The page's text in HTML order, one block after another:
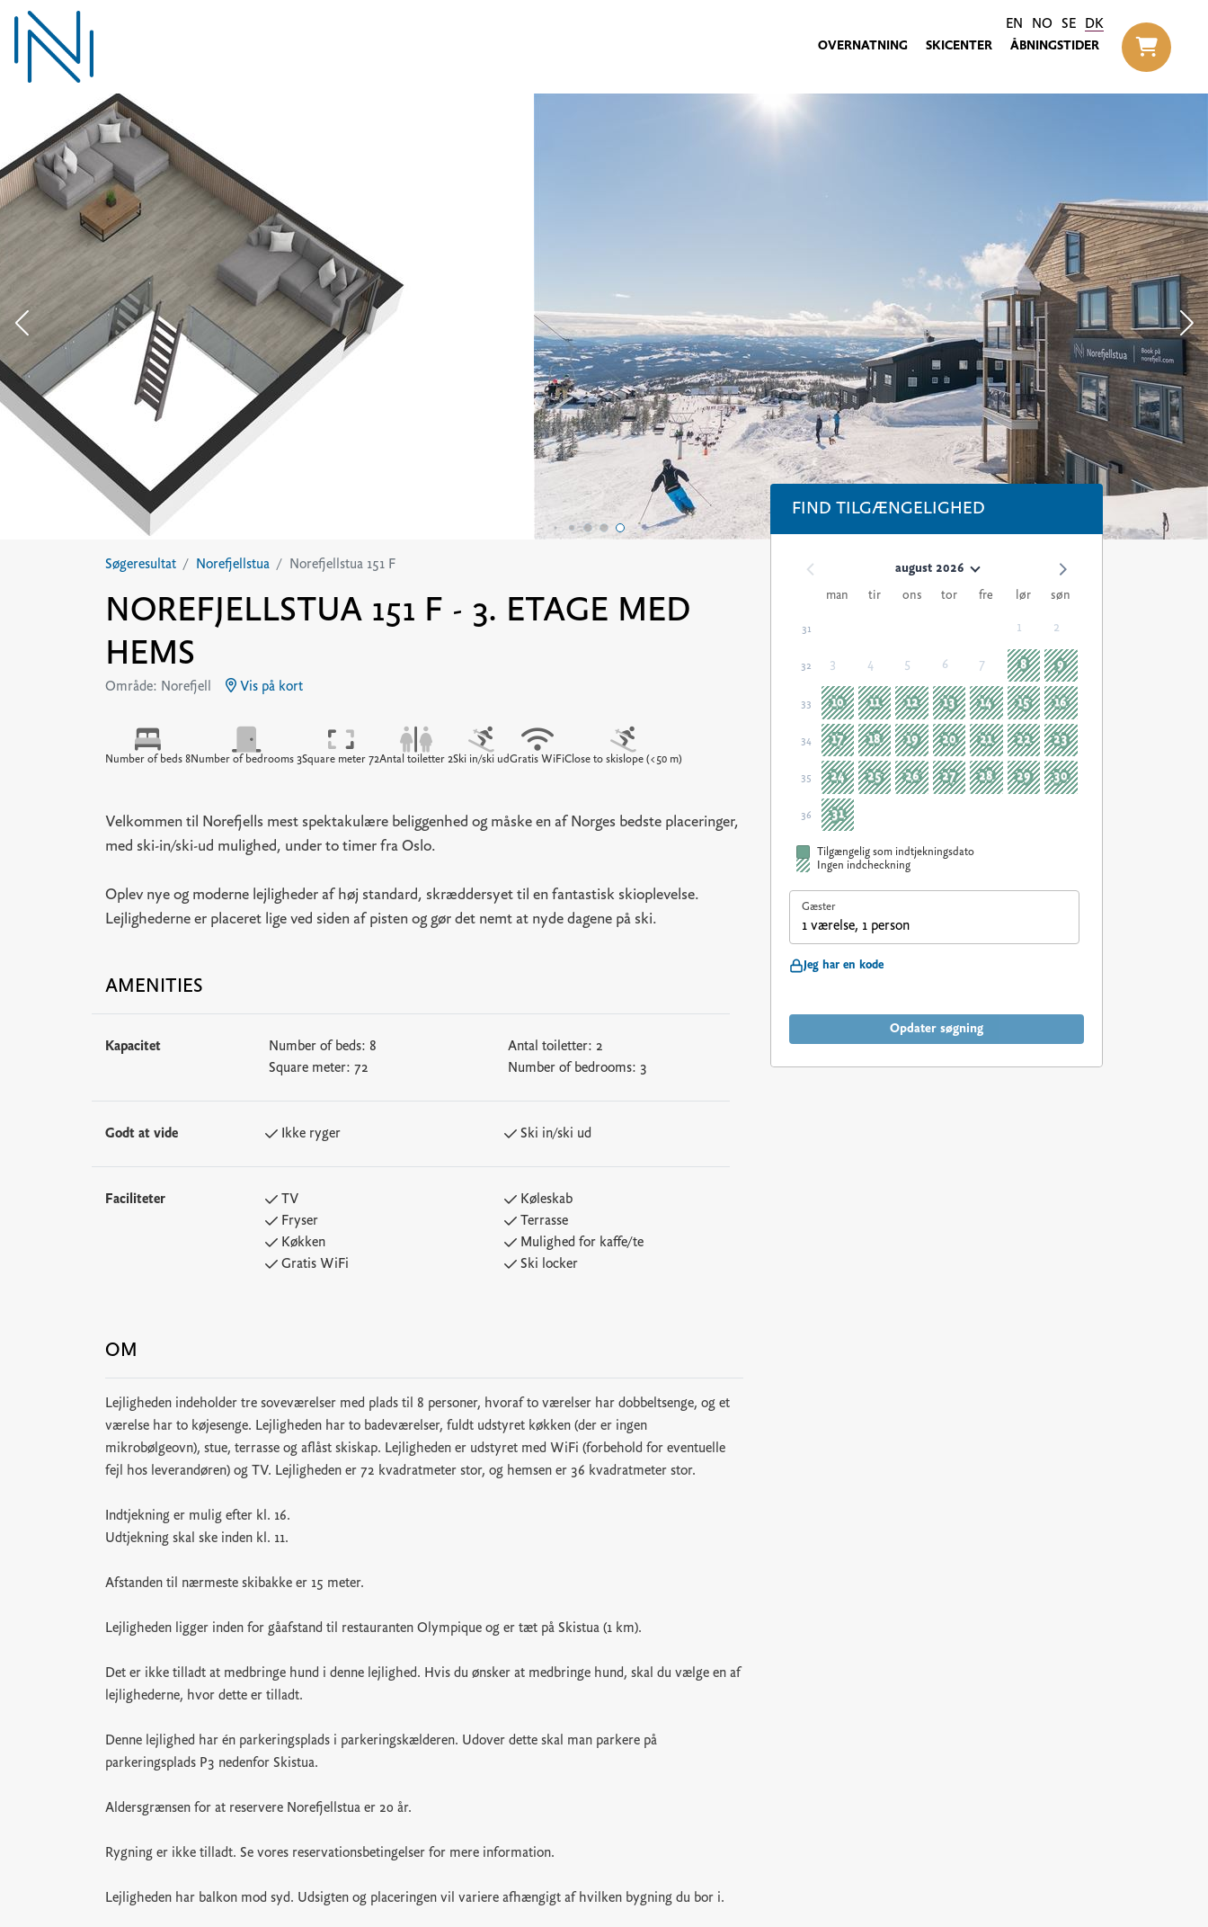
EN NO SE DK
OVERNATNING SKICENTER ÅBNINGSTIDER
Til
Søgeresultat Norefjellstua Norefjellstua 151 F
NOREFJELLSTUA 151 F - 3. ETAGE MED
HEMS
Område: Norefjell Vis på kort
Number of beds 8Number of bedrooms 3Square meter 72Antal toiletter 2Ski in/ski udGratis WiFiClose to skislope (<50 m)
Velkommen til Norefjells mest spektakulære beliggenhed og måske en af Norges bedste placeringer,
med ski-in/ski-ud mulighed, under to timer fra Oslo.
Oplev nye og moderne lejligheder af høj standard, skræddersyet til en fantastisk skioplevelse.
Lejlighederne er placeret lige ved siden af pisten og gør det nemt at nyde dagene på ski.
AMENITIES
Kapacitet Number of beds: 8 Antal toiletter: 2
Square meter: 72 Number of bedrooms: 3
Godt at vide Ikke ryger Ski in/ski ud
Faciliteter TV
Køleskab
Fryser
Terrasse
Køkken
Mulighed for kaffe/te
Gratis WiFi
Ski locker
OM
Lejligheden indeholder tre soveværelser med plads til 8 personer, hvoraf to værelser har dobbeltsenge, og et
værelse har to køjesenge. Lejligheden har to badeværelser, fuldt udstyret køkken (der er ingen
mikrobølgeovn), stue, terrasse og aflåst skiskap. Lejligheden er udstyret med WiFi (forbehold for eventuelle
fejl hos leverandøren) og TV. Lejligheden er 72 kvadratmeter stor, og hemsen er 36 kvadratmeter stor.
Indtjekning er mulig efter kl. 16.
Udtjekning skal ske inden kl. 11.
Afstanden til nærmeste skibakke er 15 meter.
Lejligheden ligger inden for gåafstand til restauranten Olympique og er tæt på Skistua (1 km).
Det er ikke tilladt at medbringe hund i denne lejlighed. Hvis du ønsker at medbringe hund, skal du vælge en af
lejlighederne, hvor dette er tilladt.
Denne lejlighed har én parkeringsplads i parkeringskælderen. Udover dette skal man parkere på
parkeringsplads P3 nedenfor Skistua.
Aldersgrænsen for at reservere Norefjellstua er 20 år.
Rygning er ikke tilladt. Se vores reservationsbetingelser for mere information.
Lejligheden har balkon mod syd. Udsigten og placeringen vil variere afhængigt af hvilken bygning du bor i.
FIND TILGÆNGELIGHED
august 2026
man
tir ons tor fre lør søn
31 1 2
32 3 4 5 6 7 8 9
33 10 11 12 13 14 15 16
34 17 18 19 20 21 22 23
35 24 25 26 27 28 29 30
36 31
Tilgængelig som indtjekningsdato
Ingen indcheckning
Gæster
1 værelse, 1 person
Jeg har en kode
Opdater søgning